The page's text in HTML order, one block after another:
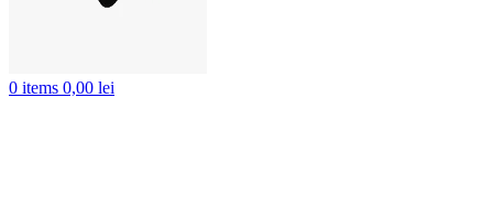
0 items 0,00 lei